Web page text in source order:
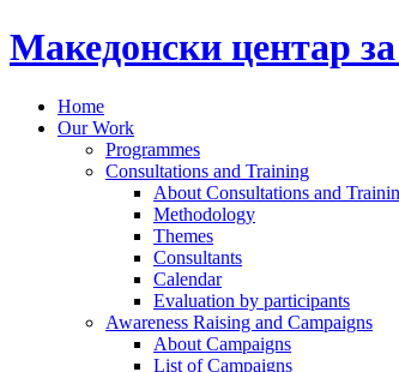
Македонски центар
Home
Our Work
Programmes
Consultations and Training
About Consultations and
Methodology
Themes
Consultants
Calendar
Evaluation by participants
Awareness Raising and Campaigns
About Campaigns
List of Campaigns